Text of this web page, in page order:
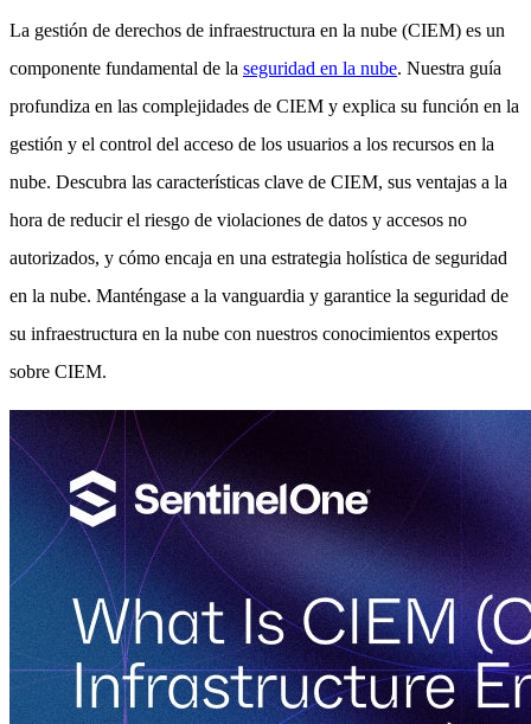
La gestión de derechos de infraestructura en la nube (CIEM) es un
componente fundamental de la seguridad en la nube. Nuestra guía
profundiza en las complejidades de CIEM y explica su función en la
gestión y el control del acceso de los usuarios a los recursos en la
nube. Descubra las características clave de CIEM, sus ventajas a la
hora de reducir el riesgo de violaciones de datos y accesos no
autorizados, y cómo encaja en una estrategia holística de seguridad
en la nube. Manténgase a la vanguardia y garantice la seguridad de
su infraestructura en la nube con nuestros conocimientos expertos
sobre CIEM.